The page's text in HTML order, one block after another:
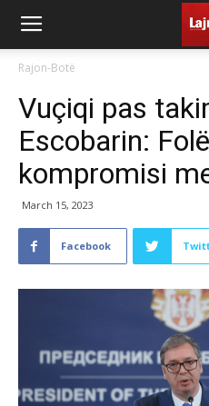
Rajon-Botë
Vuçiqi pas
Escobarin:
kompromisi
March 15, 2023
Facebook